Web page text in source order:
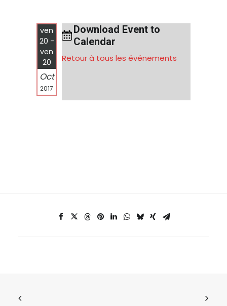
ven
20 -
ven
20
Oct
2017
Download Event to
Calendar
Retour à tous les événements